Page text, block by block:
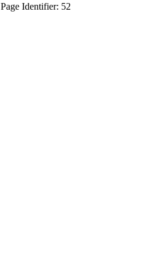
Page Identifier: 52